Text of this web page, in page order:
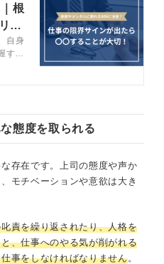
根
ア
自身
する
仕事
考に
態度を取られる
存在です。上司の態度や声か
モチベーションや意欲は大き
責を繰り返されたり、人格を
、仕事へのやる気が削がれる
事をしなければなりません。